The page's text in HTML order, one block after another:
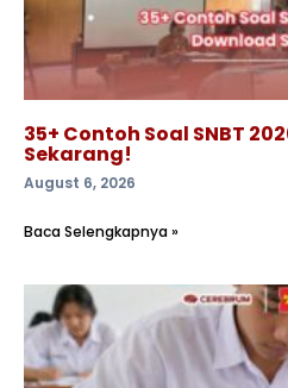
35+ Contoh Soal SNBT
Sekarang!
August 6, 2026
Baca Selengkapnya »